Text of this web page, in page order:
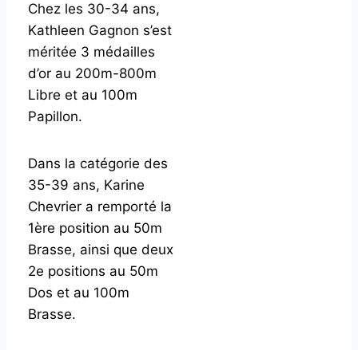
Chez les 30-34 ans,
Kathleen Gagnon s’est
méritée 3 médailles
d’or au 200m-800m
Libre et au 100m
Papillon.
Dans la catégorie des
35-39 ans, Karine
Chevrier a remporté la
1ère position au 50m
Brasse, ainsi que deux
2e positions au 50m
Dos et au 100m
Brasse.